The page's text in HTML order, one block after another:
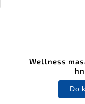
Wellness
Do